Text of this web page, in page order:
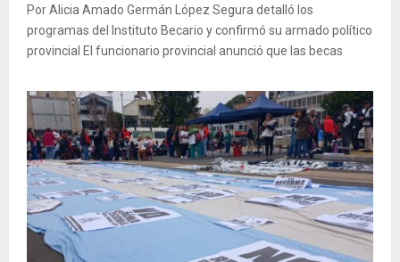
Por Alicia Amado Germán López Segura detalló los
programas del Instituto Becario y confirmó su armado político
provincial El funcionario provincial anunció que las becas